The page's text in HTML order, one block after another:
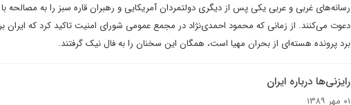
رسانه‌هاى غربى و عربى يکى پس از ديگرى دولتمردان آمريکايى و رهبران قاره سبز را به مصالحه
دعوت مى‌کنند. از زمانى که محمود احمدى‌نژاد در مجمع عمومى شوراى امنيت تاکيد کرد که ايران
برد پرونده هسته‌اى از بحران مهيا است، همگان اين سخنان را به فال نيک گرفتند.
رایزنی‌ها درباره ایران
۰۱ مهر ۱۳۸۹